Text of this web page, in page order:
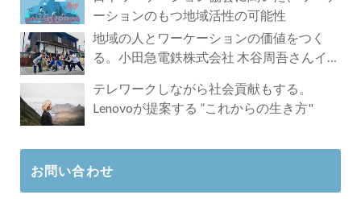
ーションのもつ地域活性の可能性
地域の人とワーケーションの価値をつく
る。小田急電鉄株式会社 木谷周吾さんイン
テレワークしながら社会貢献もする。
Lenovoが提案する ”これからの生き方"
お問い合わせ